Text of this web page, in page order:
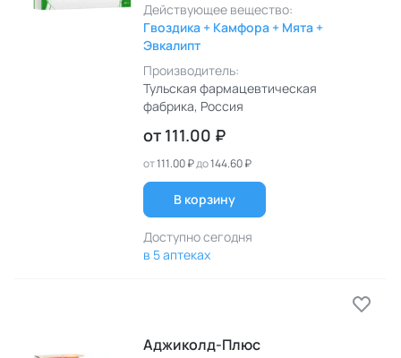
Действующее вещество:
Гвоздика + Камфора + Мята +
Эвкалипт
Производитель:
Тульская фармацевтическая
фабрика, Россия
от 111.00 ₽
от111.00 ₽до144.60 ₽
В корзину
Доступно сегодня
в 5 аптеках
Аджиколд-Плюс